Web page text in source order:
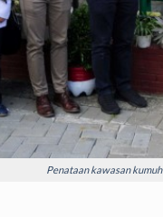
Penataan kawasan